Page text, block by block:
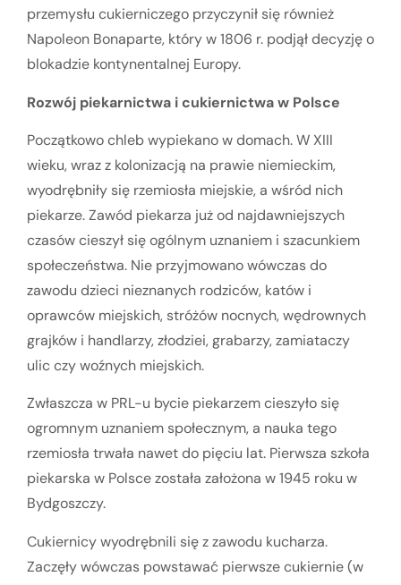
przemysłu cukierniczego przyczynił się również
Napoleon Bonaparte, który w 1806 r. podjął decyzję o
blokadzie kontynentalnej Europy.
Rozwój piekarnictwa i cukiernictwa w Polsce
Początkowo chleb wypiekano w domach. W XIII
wieku, wraz z kolonizacją na prawie niemieckim,
wyodrębniły się rzemiosła miejskie, a wśród nich
piekarze. Zawód piekarza już od najdawniejszych
czasów cieszył się ogólnym uznaniem i szacunkiem
społeczeństwa. Nie przyjmowano wówczas do
zawodu dzieci nieznanych rodziców, katów i
oprawców miejskich, stróżów nocnych, wędrownych
grajków i handlarzy, złodziei, grabarzy, zamiataczy
ulic czy woźnych miejskich.
Zwłaszcza w PRL-u bycie piekarzem cieszyło się
ogromnym uznaniem społecznym, a nauka tego
rzemiosła trwała nawet do pięciu lat. Pierwsza szkoła
piekarska w Polsce została założona w 1945 roku w
Bydgoszczy.
Cukiernicy wyodrębnili się z zawodu kucharza.
Zaczęły wówczas powstawać pierwsze cukiernie (w